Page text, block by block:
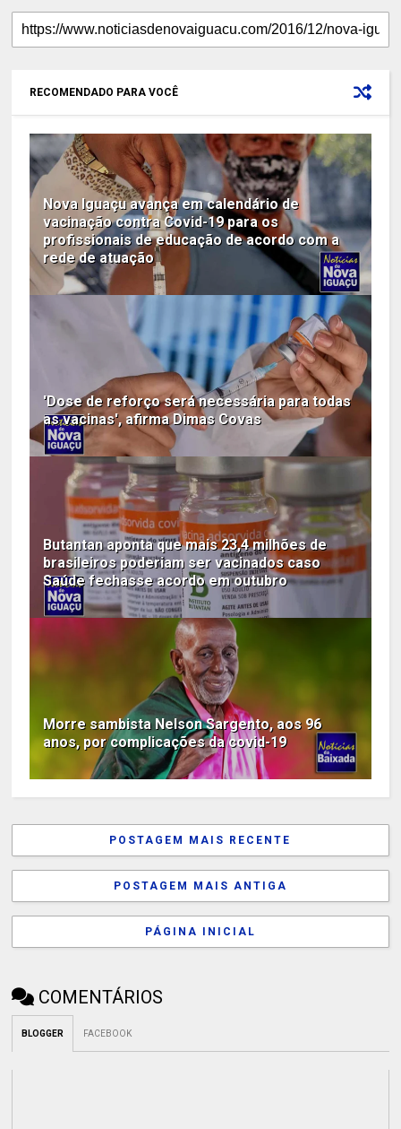
RECOMENDADO PARA VOCÊ
Nova Iguaçu avança em calendário de
vacinação contra Covid-19 para os
profissionais de educação de acordo com a
rede de atuação
'Dose de reforço será necessária para todas
as vacinas', afirma Dimas Covas
Butantan aponta que mais 23,4 milhões de
brasileiros poderiam ser vacinados caso
Saúde fechasse acordo em outubro
Morre sambista Nelson Sargento, aos 96
anos, por complicações da covid-19
POSTAGEM MAIS RECENTE
POSTAGEM MAIS ANTIGA
PÁGINA INICIAL
COMENTÁRIOS
BLOGGER FACEBOOK